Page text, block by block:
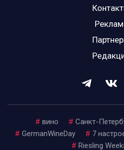
# вино # Санкт-
# GermanWineDay # 7
# Riesling